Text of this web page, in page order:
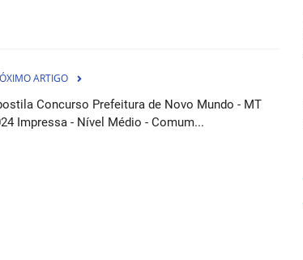
ARTIGO
Concurso Prefeitura de Novo Mundo - MT
Impressa - Nível Médio - Comum...
Prepara-se para conquistar a tão sonhada vaga na prefeitura
de Abaetetuba-PA com...